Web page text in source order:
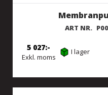
ART NR.
Exkl. moms
5 027 I lager